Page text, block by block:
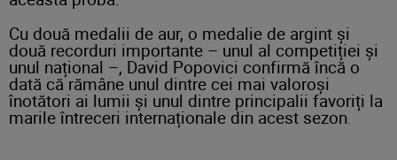
Cu două medalii de aur, o medalie de argint și
două recorduri importante – unul al competiției și
unul național –, David Popovici confirmă încă o
dată că rămâne unul dintre cei mai valoroși
înotători ai lumii și unul dintre principalii favoriți la
marile întreceri internaționale din acest sezon.